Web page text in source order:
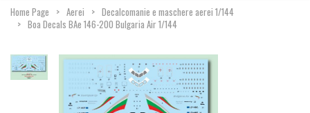
Home Page Aerei
Decalcomanie e maschere aerei 1/144
Boa Decals BAe 146-200 Bulgaria Air 1/144